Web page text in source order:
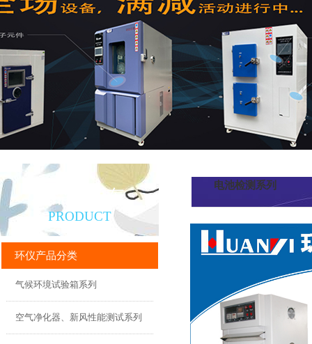
产品直通车
PRODUCT
环仪产品分类
气候环境试验箱系列
空气净化器、新风性能测试系列
电池检测系列